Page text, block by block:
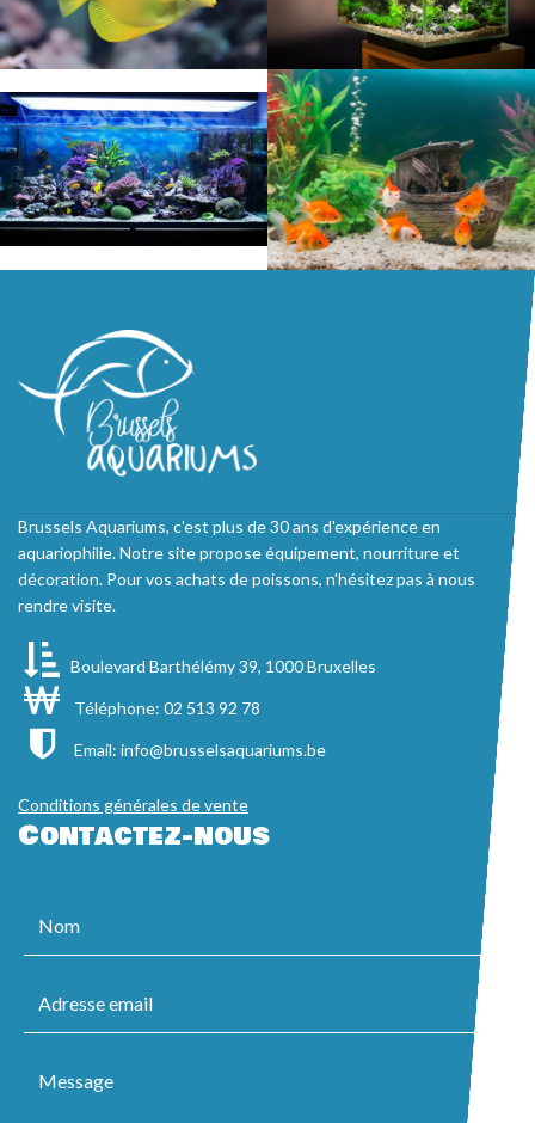
Brussels Aquariums, c'est plus de 30 ans d'expérience en
aquariophilie. Notre site propose équipement, nourriture et
décoration. Pour vos achats de poissons, n'hésitez pas à nous
rendre visite.
Boulevard Barthélémy 39, 1000 Bruxelles
Téléphone: 02 513 92 78
Email: info@brusselsaquariums.be
Conditions générales de vente
Contactez-nous